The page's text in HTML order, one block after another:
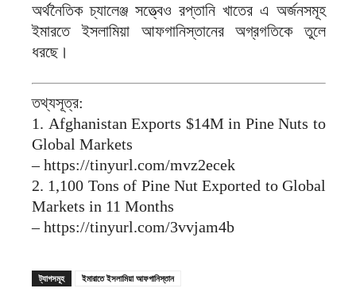
অর্থনৈতিক চ্যালেঞ্জ সত্ত্বেও রপ্তানি খাতের এ অর্জনসমূহ
ইমারতে ইসলামিয়া আফগানিস্তানের অগ্রগতিকে তুলে
ধরছে।
তথ্যসূত্র:
1. Afghanistan Exports $14M in Pine Nuts to
Global Markets
– https://tinyurl.com/mvz2ecek
2. 1,100 Tons of Pine Nut Exported to Global
Markets in 11 Months
– https://tinyurl.com/3vvjam4b
ট্যাগসমূহ ইমারাতে ইসলামিয়া আফগানিস্তান